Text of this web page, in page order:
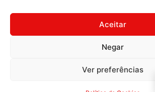
Aceitar
Negar
Ver preferências
seus respetivos proprietários.
Illimitatus
Política de Cookies (UE)
Política de